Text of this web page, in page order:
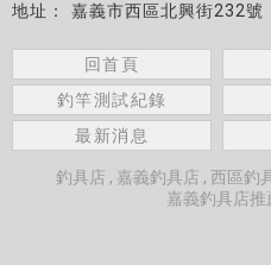
嘉義市西區北興街232號
回首頁
釣竿測試紀錄
最新消息
釣具店 嘉義釣具店 西區釣
嘉義釣具店推